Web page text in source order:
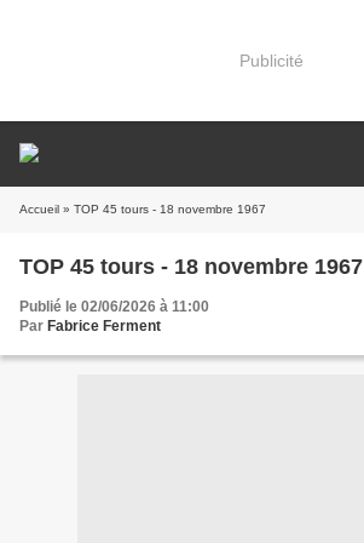
Publicité
Accueil » TOP 45 tours - 18 novembre 1967
TOP 45 tours - 18 novembre 1967
Publié le 02/06/2026 à 11:00
Par Fabrice Ferment